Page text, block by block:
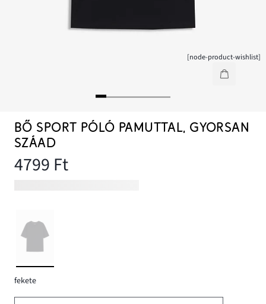
[node-product-wishlist]
BŐ SPORT PÓLÓ PAMUTTAL, GYORSAN
SZÁAD
4799 Ft
fekete